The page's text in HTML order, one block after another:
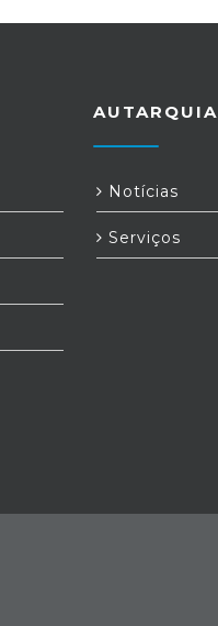
AUTARQUIA
Notícias
Serviços